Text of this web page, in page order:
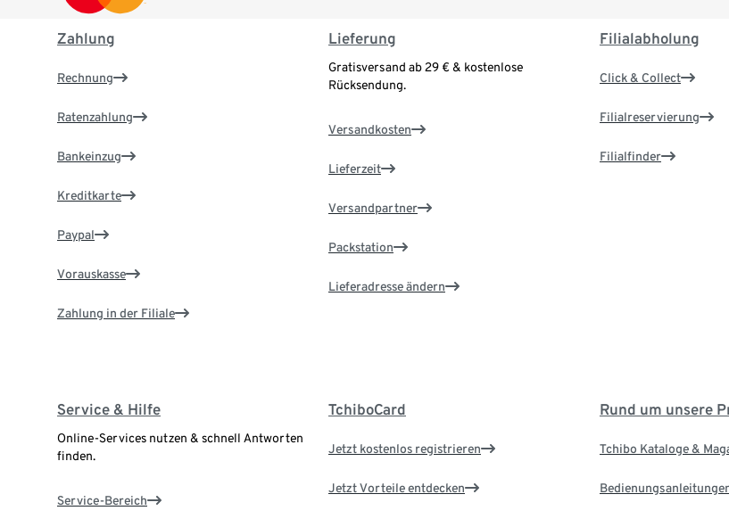
Zahlung
Rechnung
Ratenzahlung
Bankeinzug
Kreditkarte
Paypal
Vorauskasse
Zahlung in der Filiale
Lieferung
Gratisversand ab 29 € & kostenlose
Rücksendung.
Versandkosten
Lieferzeit
Versandpartner
Packstation
Lieferadresse ändern
Filialabholung
Click & Collect
Filialreservierung
Filialfinder
Service & Hilfe
Online-Services nutzen & schnell Antworten
finden.
Service-Bereich
TchiboCard
Jetzt kostenlos registrieren
Jetzt Vorteile entdecken
Rund um unsere
Tchibo Kataloge &